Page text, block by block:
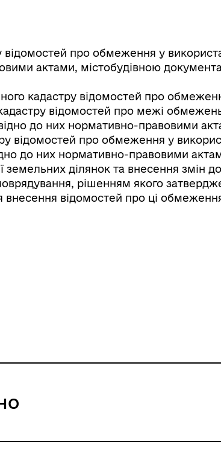
про обмеження у
актами, містобудівною
кадастру відомостей про
відомостей про межі
до них нормативно-правовими
відомостей про обмеження у
до них нормативно-правовими
земельних ділянок та внесення змін
рішенням якого
внесення відомостей про ці